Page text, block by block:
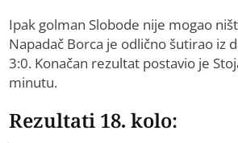
Ipak golman Slobode nije mogao
Napadač Borca je odlično šutirao iz
3:0. Konačan rezultat postavio je
minutu.
Rezultati 18. kolo: